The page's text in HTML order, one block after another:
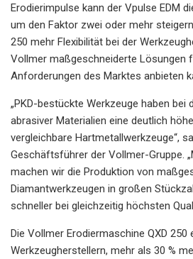
Erodierimpulse kann der Vpulse EDM
um den Faktor zwei oder mehr
250 mehr Flexibilität bei der
Vollmer maßgeschneiderte Lösungen
Anforderungen des Marktes anbieten
„PKD-bestückte Werkzeuge haben bei
abrasiver Materialien eine deutlich
vergleichbare Hartmetallwerkzeuge“,
Geschäftsführer der Vollmer-Gruppe.
machen wir die Produktion von
Diamantwerkzeugen in großen
schneller bei gleichzeitig höchsten
Die Vollmer Erodiermaschine QXD 250
Werkzeugherstellern, mehr als 30 %